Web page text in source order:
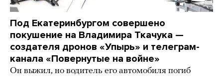
Под Екатеринбургом совершено
покушение на Владимира Ткачука —
создателя дронов «Упырь» и телеграм-
канала «Повернутые на войне»
Он выжил, но водитель его автомобиля погиб